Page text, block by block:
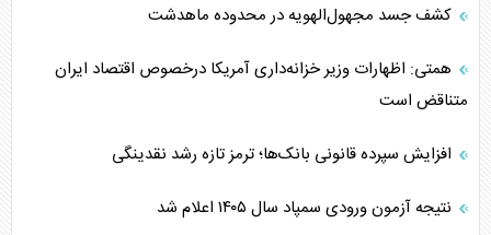
کشف جسد مجهول‌الهویه در محدوده ماهدشت
همتی: اظهارات وزیر خزانه‌داری آمریکا درخصوص اقتصاد ایران
متناقض است
افزایش سپرده قانونی بانک‌ها؛ ترمز تازه رشد نقدینگی
نتیجه آزمون ورودی سمپاد سال ۱۴۰۵ اعلام شد